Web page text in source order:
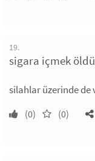
19.
sigara içmek
silahlar üzerinde de
(0) (0)